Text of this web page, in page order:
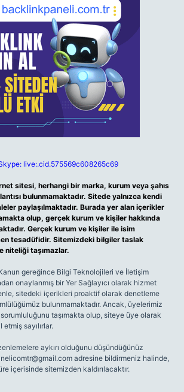
live:.cid.575569c608265c69
sitesi, herhangi bir marka, kurum veya şahıs
bulunmamaktadır. Sitede yalnızca kendi
paylaşılmaktadır. Burada yer alan içerikler
olup, gerçek kurum ve kişiler hakkında
Gerçek kurum ve kişiler ile isim
tesadüfidir. Sitemizdeki bilgiler taslak
niteliği taşımazlar.
gereğince Bilgi Teknolojileri ve İletişim
onaylanmış bir Yer Sağlayıcı olarak hizmet
sitedeki içerikleri proaktif olarak denetleme
bulunmamaktadır. Ancak, üyelerimiz
taşımakta olup, siteye üye olarak
sayılırlar.
aykırı olduğunu düşündüğünüz
adresine bildirmeniz halinde,
içerisinde sitemizden kaldırılacaktır.